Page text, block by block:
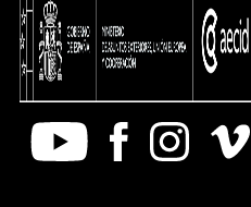
Youtube FacebookInstagram
Vimeo